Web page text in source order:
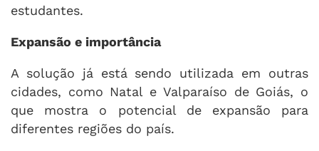
estudantes.
Expansão e importância
A solução já está sendo utilizada em outras
cidades, como Natal e Valparaíso de Goiás, o
que mostra o potencial de expansão para
diferentes regiões do país.